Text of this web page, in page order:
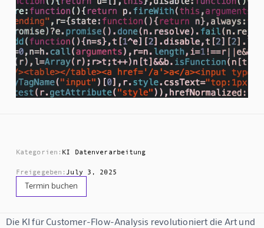
Kategorien: KI Datenverarbeitung
Freigegeben: July 3, 2025
Termin buchen
Die KI für Customer-Flow-Analysis revolutioniert die Art und